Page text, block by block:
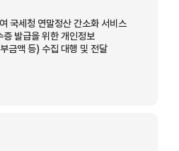
국세청 연말정산 간소화 서비스
발급을 위한 개인정보
금액 등) 수집 대행 및 전달